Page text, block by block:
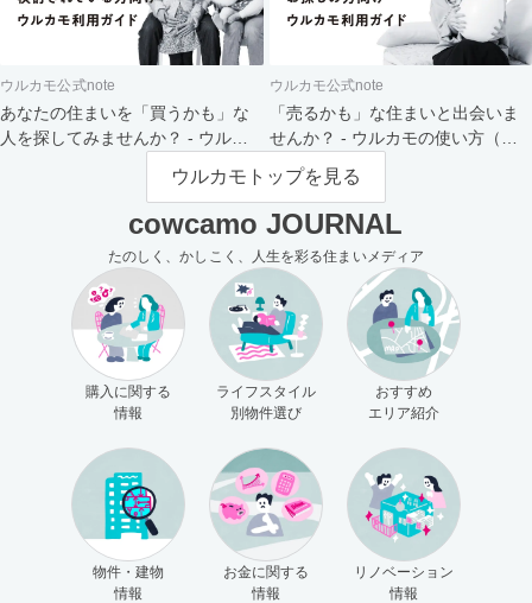
ウルカモ公式note
あなたの住まいを「買うかも」な
人を探してみませんか？ - ウルカ
ウルカモ公式note
「売るかも」な住まいと出会いま
せんか？ - ウルカモの使い方（買
主さま向け）
ウルカモトップを見る
cowcamo JOURNAL
たのしく、かしこく、人生を彩る住まいメディア
購入に関する
情報
ライフスタイル
別物件選び
おすすめ
エリア紹介
物件・建物
情報
お金に関する
情報
リノベーション
情報